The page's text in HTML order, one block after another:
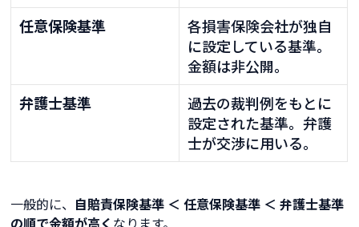
任意保険基準
各損害保険会社が独自
に設定している基準。
金額は非公開。
弁護士基準
過去の裁判例をもとに
設定された基準。弁護
士が交渉に用いる。
一般的に、 自賠責保険基準 ＜ 任意保険基準 ＜ 弁護士基準
の順で金額が高く なります。